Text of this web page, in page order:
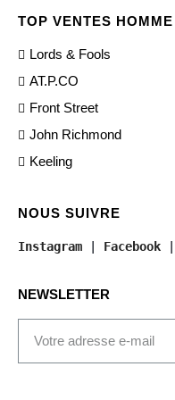
TOP VENTES HOMME
Lords & Fools
AT.P.CO
Front Street
John Richmond
Keeling
NOUS SUIVRE
Instagram | Facebook |
NEWSLETTER